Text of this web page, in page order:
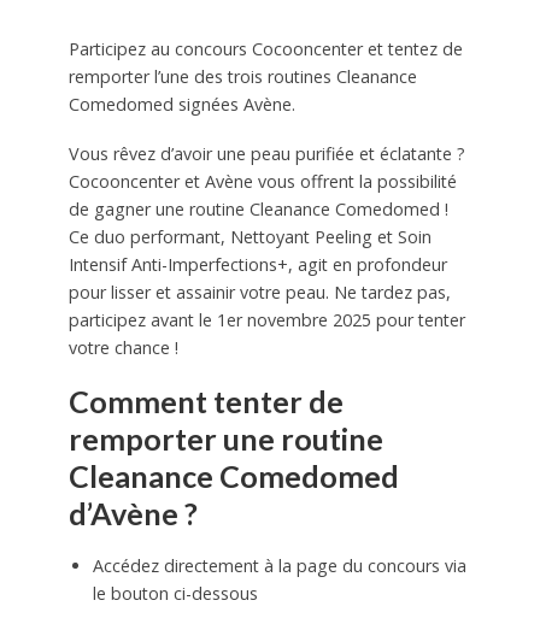
Participez au concours Cocooncenter et tentez de
remporter l’une des trois routines Cleanance
Comedomed signées Avène.
Vous rêvez d’avoir une peau purifiée et éclatante ?
Cocooncenter et Avène vous offrent la possibilité
de gagner une routine Cleanance Comedomed !
Ce duo performant, Nettoyant Peeling et Soin
Intensif Anti-Imperfections+, agit en profondeur
pour lisser et assainir votre peau. Ne tardez pas,
participez avant le 1er novembre 2025 pour tenter
votre chance !
Comment tenter de
remporter une routine
Cleanance Comedomed
d’Avène ?
Accédez directement à la page du concours via
le bouton ci-dessous